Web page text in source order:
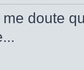
me doute